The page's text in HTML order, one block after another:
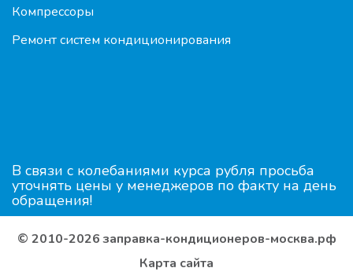
Компрессоры
Ремонт систем кондиционирования
В связи с колебаниями курса рубля просьба
уточнять цены у менеджеров по факту на день
обращения!
© 2010-2026 заправка-кондиционеров-москва.рф
Карта сайта